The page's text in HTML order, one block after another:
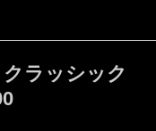
ラッシック